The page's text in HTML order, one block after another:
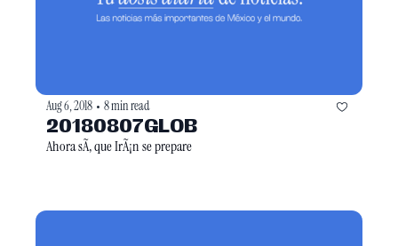
Aug 6, 2018 • 8 min read
20180807GLOB
Ahora sÃ­, que IrÃ¡n se prepare